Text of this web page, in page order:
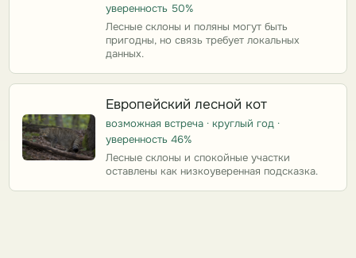
уверенность 50%
Лесные склоны и поляны могут быть
пригодны, но связь требует локальных
данных.
Европейский лесной кот
возможная встреча · круглый год ·
уверенность 46%
Лесные склоны и спокойные участки
оставлены как низкоуверенная подсказка.